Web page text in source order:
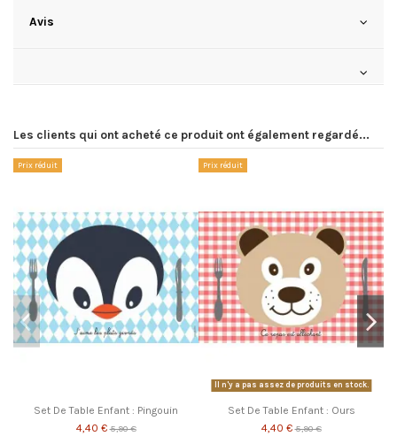
Avis
Les clients qui ont acheté ce produit ont également regardé...
Prix réduit
Set De Table Enfant : Pingouin
4,40 € 5,90 €
Prix réduit
Il n'y a pas assez de produits en stock.
Set De Table Enfant : Ours
4,40 € 5,90 €